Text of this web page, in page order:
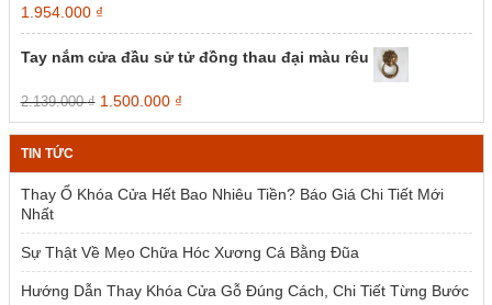
Giá
gốc
là:
2.385.000 ₫.
1.954.000 ₫Giá
hiện
tại
Tay nắm cửa đầu sử tử đồng thau đại màu rêu
2.139.000₫ Giá
gốc
là:
1.500.000 ₫Giá
hiện
tại
1.500.000 ₫.
TIN TỨC
Thay Ổ Khóa Cửa Hết Bao Nhiêu Tiền? Báo Giá Chi Tiết Mới
Nhất
Sự Thật Về Mẹo Chữa Hóc Xương Cá Bằng Đũa
Hướng Dẫn Thay Khóa Cửa Gỗ Đúng Cách, Chi Tiết Từng Bước